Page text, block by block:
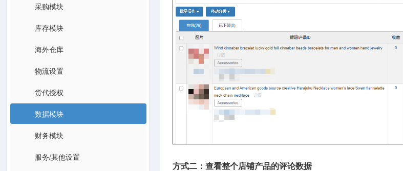
采购模块
库存模块
海外仓库
物流设置
货代授权
数据模块
财务模块
服务/其他设置
方式二：查看整个店铺产品的评论数据